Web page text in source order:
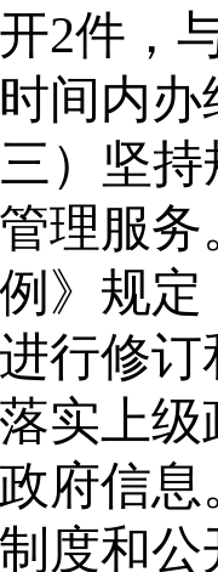
2件，
间内办
） 坚
理服务
》规
行修
实上
府信
度和